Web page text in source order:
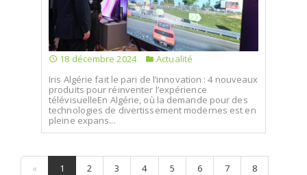
18 décembre 2024
Actualité
Iris Algérie fait le pari de l’innovation : 4 nouveaux
produits pour réinventer l’expérience
télévisuelleEn Algérie, où la demande pour des
technologies de divertissement modernes est en
pleine expans...
« 1 2 3 4 5 6 7 8